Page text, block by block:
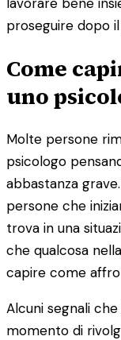
proseguire dopo
Come
uno
Molte persone
psicologo
abbastanza
persone che
trova in una
che qualcosa
capire come
Alcuni segnali
momento di